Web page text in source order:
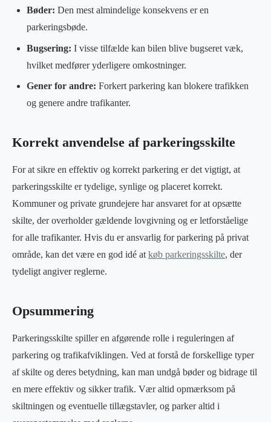
Bøder: Den mest almindelige konsekvens er en
parkeringsbøde.
Bugsering: I visse tilfælde kan bilen blive bugseret væk,
hvilket medfører yderligere omkostninger.
Gener for andre: Forkert parkering kan blokere trafikken
og genere andre trafikanter.
Korrekt anvendelse af parkeringsskilte
For at sikre en effektiv og korrekt parkering er det vigtigt, at
parkeringsskilte er tydelige, synlige og placeret korrekt.
Kommuner og private grundejere har ansvaret for at opsætte
skilte, der overholder gældende lovgivning og er letforståelige
for alle trafikanter. Hvis du er ansvarlig for parkering på privat
område, kan det være en god idé at køb parkeringsskilte, der
tydeligt angiver reglerne.
Opsummering
Parkeringsskilte spiller en afgørende rolle i reguleringen af
parkering og trafikafviklingen. Ved at forstå de forskellige typer
af skilte og deres betydning, kan man undgå bøder og bidrage til
en mere effektiv og sikker trafik. Vær altid opmærksom på
skiltningen og eventuelle tillægstavler, og parker altid i